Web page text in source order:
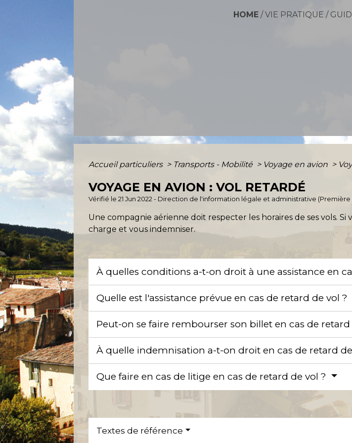
HOME /VIE PRATIQUE /
Accueil particuliers > Transports - Mobilité > Voyage en avion >
VOYAGE EN AVION : VOL RETARDÉ
Vérifié le 21 Jun 2022 - Direction de l'information légale et administrative
Une compagnie aérienne doit respecter les horaires de ses vols.
charge et vous indemniser.
À quelles conditions a-t-on droit à une assistance en
Quelle est l'assistance prévue en cas de retard de vol ?
Peut-on se faire rembourser son billet en cas de retard
À quelle indemnisation a-t-on droit en cas de retard
Que faire en cas de litige en cas de retard de vol ?
Textes de référence